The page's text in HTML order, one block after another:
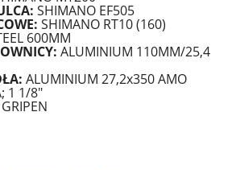
SHIMANO EF505
SHIMANO RT10 (160)
600MM
ALUMINIUM 110MM/25,4
ALUMINIUM 27,2x350 AMO
1 1/8"